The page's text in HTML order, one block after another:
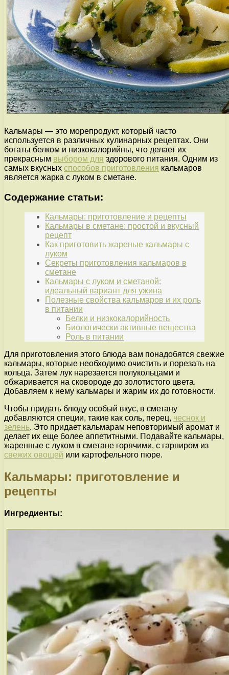
Кальмары — это морепродукт, который часто
используется в различных кулинарных рецептах. Они
богаты белком и низкокалорийны, что делает их
прекрасным выбором для здорового питания. Одним из
самых вкусных способов приготовления кальмаров
является жарка с луком в сметане.
Содержание статьи:
Кальмары: приготовление и рецепты
Кальмары в сметане: простой и вкусный
рецепт
Как приготовить жареные кальмары с
луком
Секреты приготовления кальмаров в
сметане
Кальмары с луком и сметаной:
идеальный вариант для ужина
Полезные свойства кальмаров и их роль
в питании
Белки и низкокалорийность
Биологически активные вещества
Роль в питании
Для приготовления этого блюда вам понадобятся свежие
кальмары, которые необходимо очистить и порезать на
кольца. Затем лук нарезается полукольцами и
обжаривается на сковороде до золотистого цвета.
Добавляем к нему кальмары и жарим их до готовности.
Чтобы придать блюду особый вкус, в сметану
добавляются специи, такие как соль, перец, чеснок и
зелень. Это придает кальмарам неповторимый аромат и
делает их еще более аппетитными. Подавайте кальмары,
жаренные с луком в сметане горячими, с гарниром из
свежих овощей или картофельного пюре.
Кальмары: приготовление и
рецепты
Ингредиенты: